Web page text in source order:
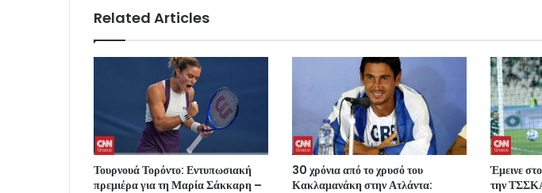
Related Articles
Τουρνουά Τορόντο: Εντυπωσιακή
πρεμιέρα για τη Μαρία Σάκκαρη –
30 χρόνια από το χρυσό του
Κακλαμανάκη στην Ατλάντα:
Έμεινε
την